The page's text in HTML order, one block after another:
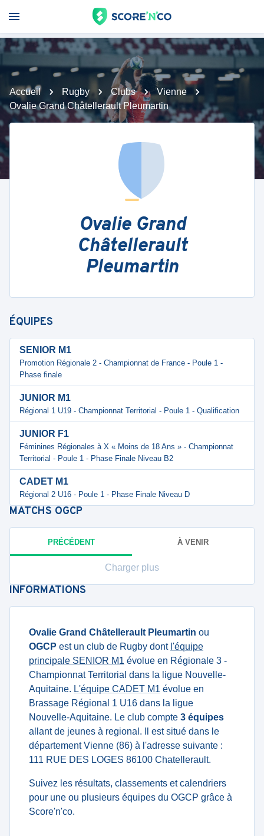
Accueil Rugby Clubs
Vienne
Ovalie Grand Châtellerault Pleumartin
Ovalie Grand
Châtellerault
Pleumartin
ÉQUIPES
SENIOR M1
Promotion Régionale 2 - Championnat de France - Poule 1 -
Phase finale
JUNIOR M1
Régional 1 U19 - Championnat Territorial - Poule 1 - Qualification
JUNIOR F1
Féminines Régionales à X « Moins de 18 Ans » - Championnat
Territorial - Poule 1 - Phase Finale Niveau B2
CADET M1
Régional 2 U16 - Poule 1 - Phase Finale Niveau D
MATCHS OGCP
PRÉCÉDENT À VENIR
Charger plus
INFORMATIONS
Ovalie Grand Châtellerault Pleumartin ou
OGCP est un club de Rugby dont l'équipe
principale SENIOR M1 évolue en Régionale 3 -
Championnat Territorial dans la ligue Nouvelle-
Aquitaine. L'équipe CADET M1 évolue en
Brassage Régional 1 U16 dans la ligue
Nouvelle-Aquitaine. Le club compte 3 équipes
allant de jeunes à regional. Il est situé dans le
département Vienne (86) à l'adresse suivante :
111 RUE DES LOGES 86100 Chatellerault.
Suivez les résultats, classements et calendriers
pour une ou plusieurs équipes du OGCP grâce à
Score'n'co.